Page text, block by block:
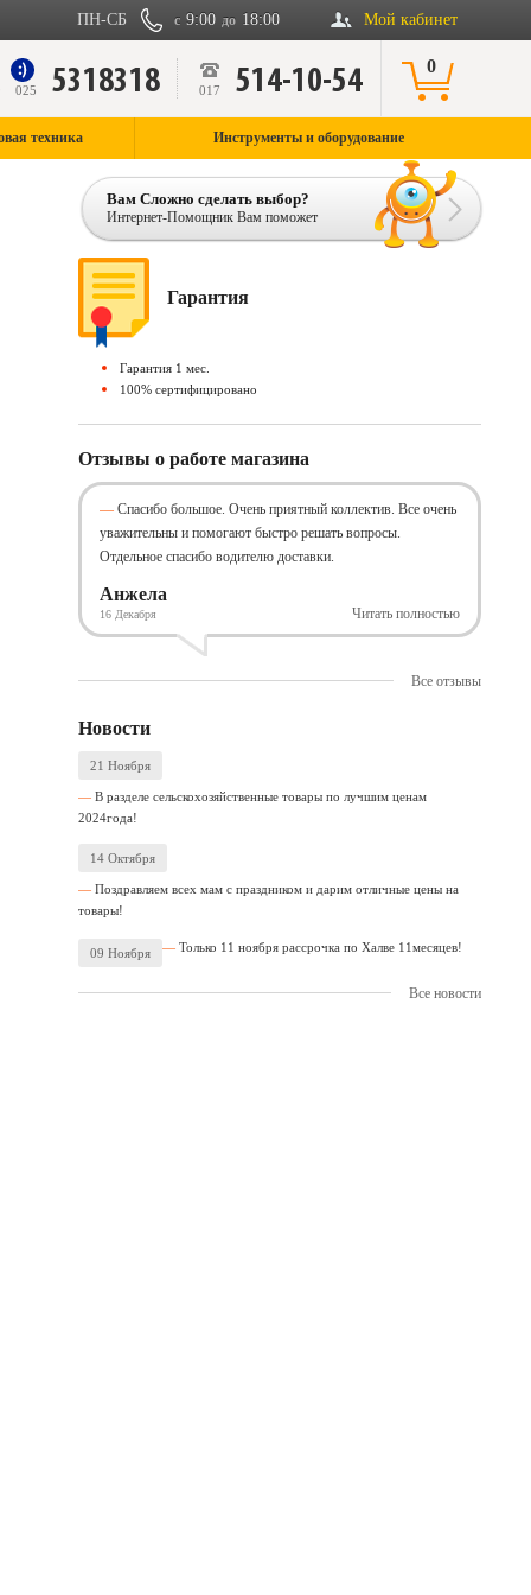
Мой кабинет
с 9:00 до 18:00
ПН-СБ
025 5318318 017 514-10-54 0
техника Инструменты и оборудование
Вам Сложно сделать выбор?
Интернет-Помощник Вам поможет
Гарантия
Гарантия 1 мес.
100% сертифицировано
Отзывы о работе магазина
Спасибо большое. Очень приятный коллектив. Все очень
уважительны и помогают быстро решать вопросы.
Отдельное спасибо водителю доставки.
Анжела
16 Декабря Читать полностью
Все отзывы
Новости
21 Ноября
В разделе сельскохозяйственные товары по лучшим ценам
2024года!
14 Октября
Поздравляем всех мам с праздником и дарим отличные цены на
товары!
09 Ноября Только 11 ноября рассрочка по Халве 11месяцев!
Все новости